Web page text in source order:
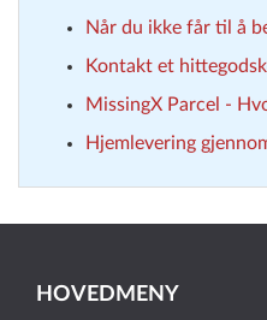
Når du ikke får til å
Kontakt et
MissingX Parcel -
Hjemlevering
HOVEDMENY